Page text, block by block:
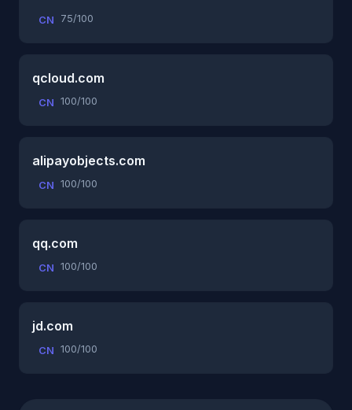
CN 75/100
qcloud.com
CN 100/100
alipayobjects.com
CN 100/100
qq.com
CN 100/100
jd.com
CN 100/100